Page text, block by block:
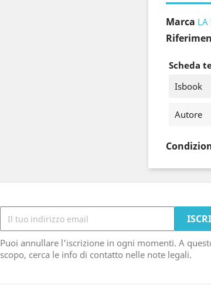
Marca LA
Scheda
Isbook
Autore
Puoi annullare l'iscrizione in ogni momenti. A
scopo, cerca le info di contatto nelle note legali.